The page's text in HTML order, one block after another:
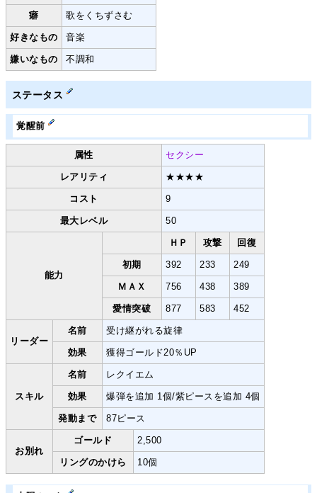
癖 歌をくちずさむ
好きなもの 音楽
嫌いなもの 不調和
ステータス
覚醒前
属性 セクシー
レアリティ ★★★★
コスト 9
最大レベル 50
能力
ＨＰ 攻撃 回復
初期 392 233 249
ＭＡＸ 756 438 389
愛情突破 877 583 452
リーダー
名前 受け継がれる旋律
効果 獲得ゴールド20％UP
スキル
名前 レクイエム
効果 爆弾を追加 1個/紫ピースを追加 4個
発動まで 87ピース
お別れ
ゴールド 2,500
リングのかけら 10個